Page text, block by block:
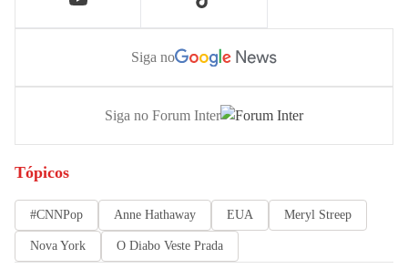
Siga no
Siga no Forum Inter
Tópicos
#CNNPop Anne Hathaway EUA Meryl Streep
Nova York O Diabo Veste Prada